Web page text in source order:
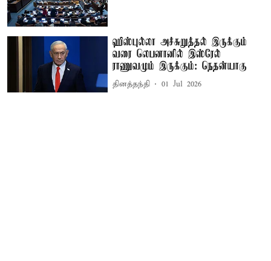
ஹிஸ்புல்லா அச்சுறுத்தல் இருக்கும்
வரை லெபனானில் இஸ்ரேல்
ராணுவமும் இருக்கும்: நெதன்யாகு
தினத்தந்தி 01 Jul 2026